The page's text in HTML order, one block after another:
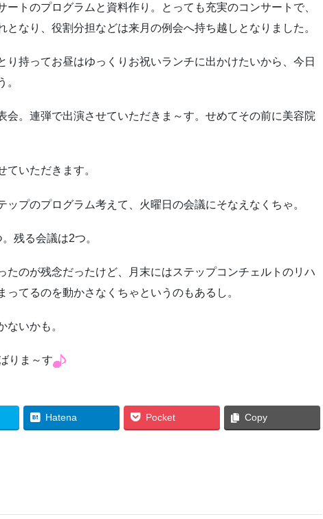
トのプログラムと資料作り。とっても充実のコンサートで、
なり、役割分担などは来月の例会へ持ち越しとなりました。
り持ってお昼はゆっくりお祝いランチに出かけたいから、今日
。
会。連弾で出演させていただきま～す。せめてその前に美容院
ていただきます。
プのプログラム考えて、火曜日の会議にそなえなくちゃ。
残る会議は2つ。
たのが残念だったけど、月末にはステップコンチェルトのリハ
てるのを動かさなくちゃというのもあるし。
ないかも。
りま～す
Hatena Pocket Copy